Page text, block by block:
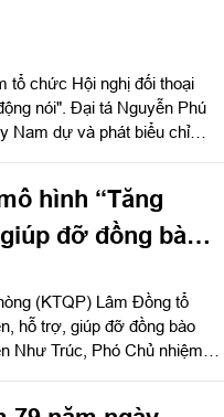
tổ chức Hội nghị đối thoại
nói". Đại tá Nguyễn Phú
Nam dự và phát biểu chỉ
phòng Công tác quần
Phó Tổng giám đốc
lao động Công ty Cảng
hình “Tăng
đỡ đồng bào
(KTQP) Lâm Đồng tổ
hỗ trợ, giúp đỡ đồng bào
Như Trúc, Phó Chủ nhiệm